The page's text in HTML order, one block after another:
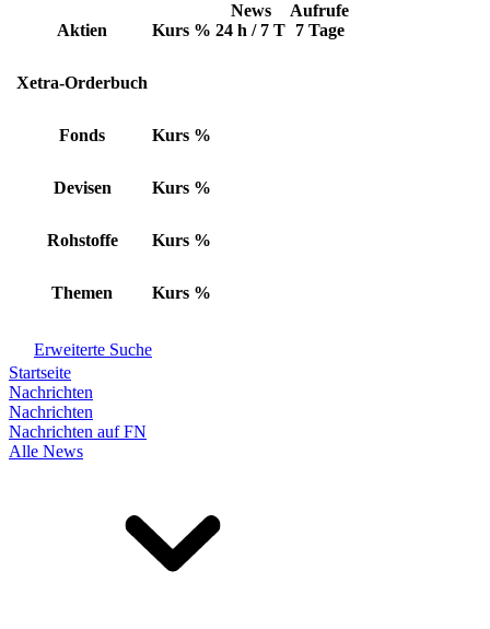
Aktien Kurs %
News
24 h / 7 T
Aufrufe
7 Tage
Xetra-Orderbuch
Fonds Kurs %
Devisen Kurs %
Rohstoffe Kurs %
Themen Kurs %
Erweiterte Suche
Startseite
Nachrichten
Nachrichten
Nachrichten auf FN
Alle News